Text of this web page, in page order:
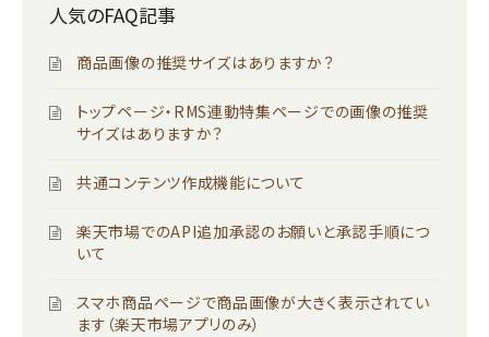
人気のFAQ記事
商品画像の推奨サイズはありますか？
トップページ・RMS連動特集ページでの画像の推奨
サイズはありますか？
共通コンテンツ作成機能について
楽天市場でのAPI追加承認のお願いと承認手順につ
いて
スマホ商品ページで商品画像が大きく表示されてい
ます（楽天市場アプリのみ）